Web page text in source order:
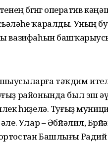
бөгөнгө оператив
ҡаралды. Уның
вазифаһын
тәҡдим
районында был эш
һиҙелә. Туғыҙ
Улар – Әбйәлил,
Башлығы Радий